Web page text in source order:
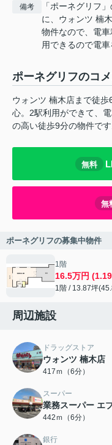
備考
「ポーネグリフ
に、ウォンツ 楠
物件なので、電
用できるので電
ポーネグリフのコ
ウォンツ 楠木店まで徒
心。2駅利用ができて、
の高い徒歩9分の物件です
無料
無
ポーネグリフの募集中物件
1階
16.5万円
1階 / 13.87坪
周辺施設
ドラッグストア
ウォンツ 楠木店
417ｍ（6分）
スーパー
業務スーパー エ
442ｍ（6分）
銀行